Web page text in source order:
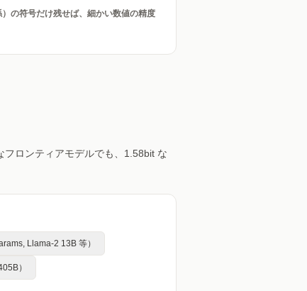
の符号だけ残せば、細かい数値の精度
ロンティアモデルでも、1.58bit な
Llama-2 13B 等）
）